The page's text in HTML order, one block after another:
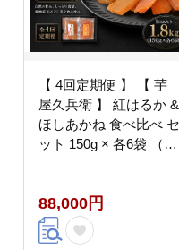
【 4回定期便 】 【 芋
屋久兵衛 】 紅はるか &
ほしあかね 食べ比べ セ
ット 150g × 各6袋 （
モ べにはるか 干し芋
干芋 野菜 やさい デザ
ート スイーツ おやつ
88,000円